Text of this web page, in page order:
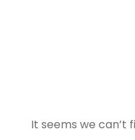
It seems we can’t